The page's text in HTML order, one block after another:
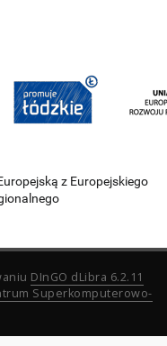
z Europejskiego
DInGO dLibra 6.2.11
Superkomputerowo-